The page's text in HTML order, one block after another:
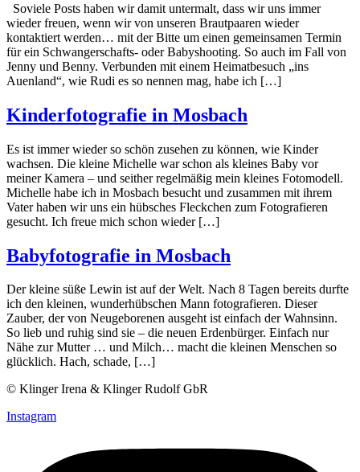
Soviele Posts haben wir damit untermalt, dass wir uns immer
wieder freuen, wenn wir von unseren Brautpaaren wieder
kontaktiert werden… mit der Bitte um einen gemeinsamen Termin
für ein Schwangerschafts- oder Babyshooting. So auch im Fall von
Jenny und Benny. Verbunden mit einem Heimatbesuch „ins
Auenland“, wie Rudi es so nennen mag, habe ich […]
Kinderfotografie in Mosbach
Es ist immer wieder so schön zusehen zu können, wie Kinder
wachsen. Die kleine Michelle war schon als kleines Baby vor
meiner Kamera – und seither regelmäßig mein kleines Fotomodell.
Michelle habe ich in Mosbach besucht und zusammen mit ihrem
Vater haben wir uns ein hübsches Fleckchen zum Fotografieren
gesucht. Ich freue mich schon wieder […]
Babyfotografie in Mosbach
Der kleine süße Lewin ist auf der Welt. Nach 8 Tagen bereits durfte
ich den kleinen, wunderhübschen Mann fotografieren. Dieser
Zauber, der von Neugeborenen ausgeht ist einfach der Wahnsinn.
So lieb und ruhig sind sie – die neuen Erdenbürger. Einfach nur
Nähe zur Mutter … und Milch… macht die kleinen Menschen so
glücklich. Hach, schade, […]
© Klinger Irena & Klinger Rudolf GbR
Instagram